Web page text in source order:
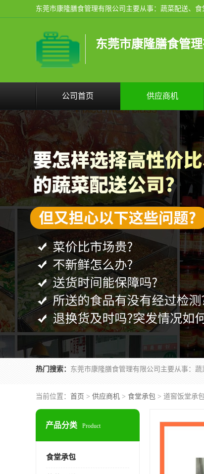
东莞市康隆膳食管
公司首页 供应商机
热门搜索：
当前位置： 首页 > 供应商机 > 食堂承包 > 道窖饭堂承
产品分类 Product
食堂承包